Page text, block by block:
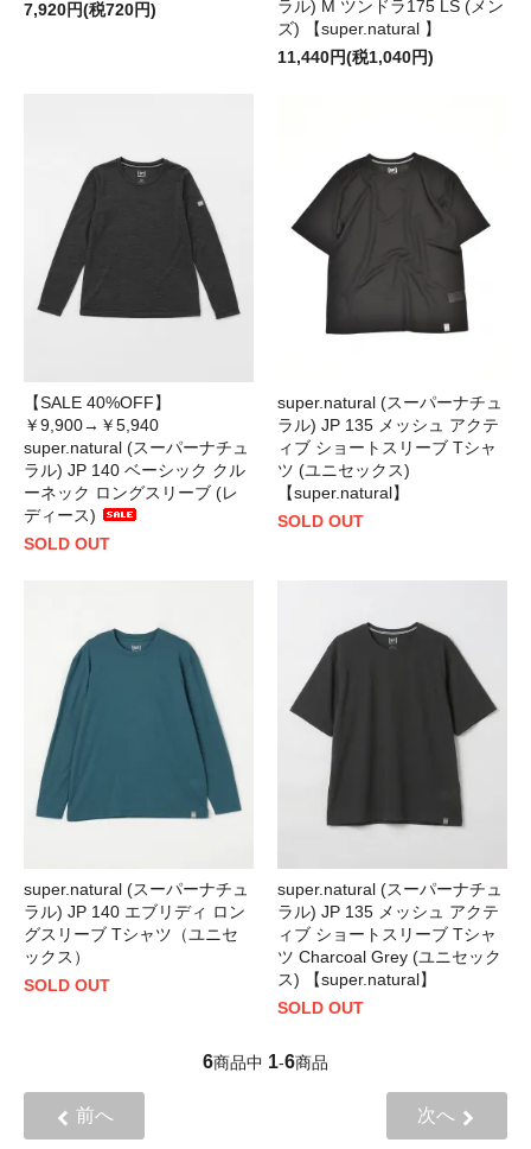
7,920円(税720円)
ラル) M ツンドラ175 LS (メン
ズ) 【super.natural 】
11,440円(税1,040円)
【SALE 40%OFF】
￥9,900→￥5,940
super.natural (スーパーナチュ
ラル) JP 140 ベーシック クル
ーネック ロングスリーブ (レ
ディース)
SOLD OUT
super.natural (スーパーナチュ
ラル) JP 135 メッシュ アクテ
ィブ ショートスリーブ Tシャ
ツ (ユニセックス)
【super.natural】
SOLD OUT
super.natural (スーパーナチュ
ラル) JP 140 エブリディ ロン
グスリーブ Tシャツ（ユニセ
ックス）
SOLD OUT
super.natural (スーパーナチュ
ラル) JP 135 メッシュ アクテ
ィブ ショートスリーブ Tシャ
ツ Charcoal Grey (ユニセック
ス) 【super.natural】
SOLD OUT
6商品中 1-6商品
前へ 次へ